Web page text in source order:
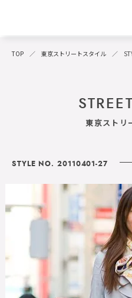
TOP 東京ストリートスタイル
東京ストリ
STYLE NO. 20110401-27